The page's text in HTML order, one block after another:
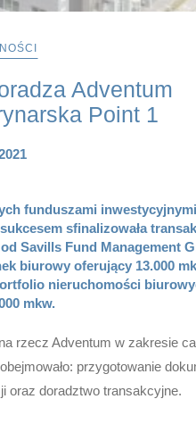
Adventum
Point 1
funduszami inwestycyjnymi
sfinalizowała
Savills Fund Management
biurowy oferujący 13.000
nieruchomości
mkw.
rzecz Adventum w zakresie
przygotowanie
oraz doradztwo transakcyjne.